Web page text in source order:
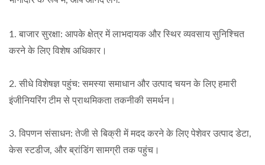
1. बाजार सुरक्षा: आपके क्षेत्र में लाभदायक और स्थिर व्यवसाय सुनिश्चित
करने के लिए विशेष अधिकार।
2. सीधे विशेषज्ञ पहुंच: समस्या समाधान और उत्पाद चयन के लिए हमारी
इंजीनियरिंग टीम से प्राथमिकता तकनीकी समर्थन।
3. विपणन संसाधन: तेजी से बिक्री में मदद करने के लिए पेशेवर उत्पाद डेटा,
केस स्टडीज, और ब्रांडिंग सामग्री तक पहुंच।